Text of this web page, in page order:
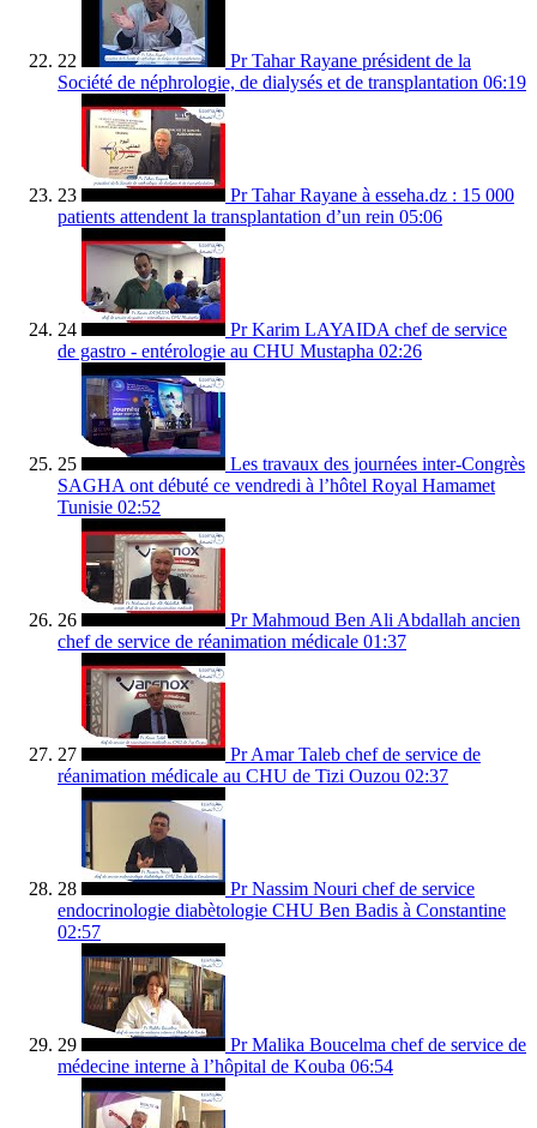
22
Pr Tahar Rayane président de la
Société de néphrologie, de dialysés et de transplantation 06:19
23
Pr Tahar Rayane à esseha.dz : 15 000
patients attendent la transplantation d’un rein 05:06
24
Pr Karim LAYAIDA chef de service
de gastro - entérologie au CHU Mustapha 02:26
25
Les travaux des journées inter-Congrès
SAGHA ont débuté ce vendredi à l’hôtel Royal Hamamet
Tunisie 02:52
26
Pr Mahmoud Ben Ali Abdallah ancien
chef de service de réanimation médicale 01:37
27
Pr Amar Taleb chef de service de
réanimation médicale au CHU de Tizi Ouzou 02:37
28
Pr Nassim Nouri chef de service
endocrinologie diabètologie CHU Ben Badis à Constantine
02:57
29
Pr Malika Boucelma chef de service de
médecine interne à l’hôpital de Kouba 06:54